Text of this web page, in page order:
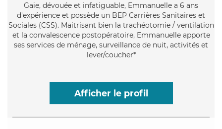
Gaie, dévouée et infatiguable, Emmanuelle a 6 ans
d'expérience et possède un BEP Carrières Sanitaires et
Sociales (CSS). Maitrisant bien la trachéotomie / ventilation
et la convalescence postopératoire, Emmanuelle apporte
ses services de ménage, surveillance de nuit, activités et
lever/coucher*
Afficher le profil